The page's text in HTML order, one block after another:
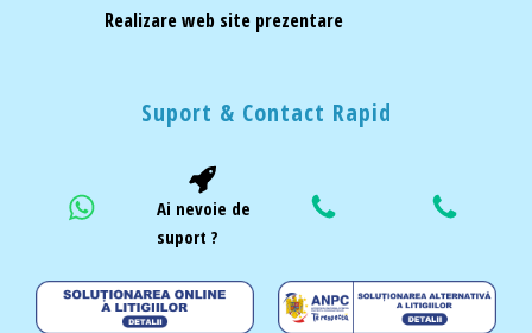
Realizare web site prezentare
Suport & Contact Rapid
Ai nevoie de
suport ?